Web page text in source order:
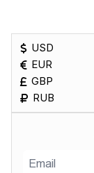
USD
EUR
GBP
RUB